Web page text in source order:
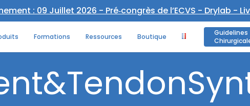
: 09 Juillet 2026 - Pré‑congrès de l’ECVS - Drylab -
Formations Ressources Boutique
Guidelines
Panier
&Tendon